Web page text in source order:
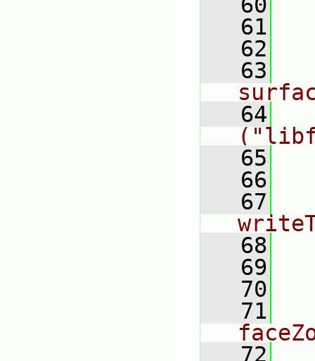
   61
   62
   63
   64
   65
   66
   67
   68
   69
   70
   71
   72